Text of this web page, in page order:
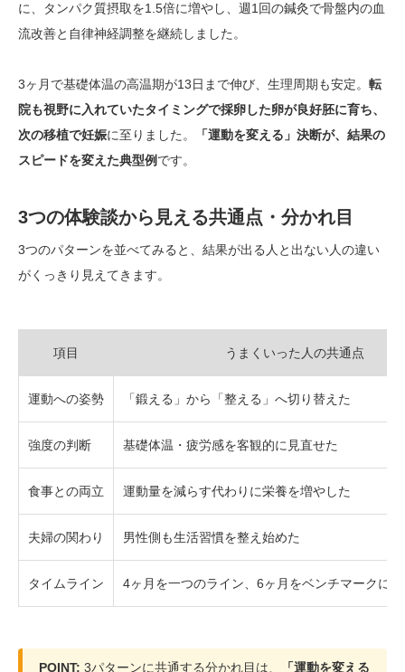
に、タンパク質摂取を1.5倍に増やし、週1回の鍼灸で骨盤内の血
流改善と自律神経調整を継続しました。
3ヶ月で基礎体温の高温期が13日まで伸び、生理周期も安定。 転
院も視野に入れていたタイミングで採卵した卵が良好胚に育ち、
次の移植で妊娠に至りました。
「運動を変える」決断が、結果の
スピードを変えた典型例です。
3つの体験談から見える共通点・分かれ目
3つのパターンを並べてみると、結果が出る人と出ない人の違い
がくっきり見えてきます。
項目 うまくいった人の共通点
運動への姿勢 「鍛える」から「整える」へ切り替えた
強度の判断 基礎体温・疲労感を客観的に見直せた
食事との両立 運動量を減らす代わりに栄養を増やした
夫婦の関わり 男性側も生活習慣を整え始めた
タイムライン 4ヶ月を一つのライン、6ヶ月をベンチマークに
POINT: 3パターンに共通する分かれ目は、 「運動を変える